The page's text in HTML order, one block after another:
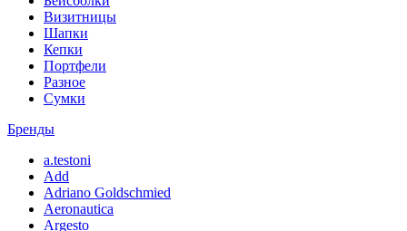
Визитницы
Шапки
Кепки
Портфели
Разное
Сумки
Бренды
a.testoni
Add
Adriano Goldschmied
Aeronautica
Argesto